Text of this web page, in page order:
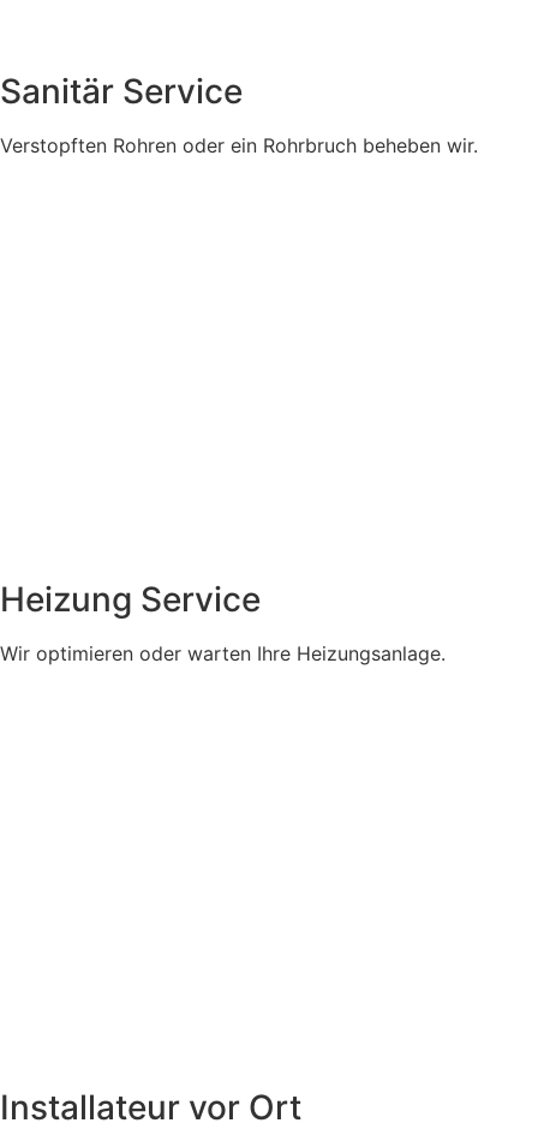
Sanitär Service
Verstopften Rohren oder ein Rohrbruch beheben wir.
Heizung Service
Wir optimieren oder warten Ihre Heizungsanlage.
Installateur vor Ort